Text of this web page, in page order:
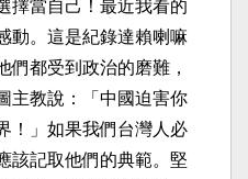
擇當自己！最近我看的
動。這是紀錄達賴喇嘛
們都受到政治的磨難，
主教說：「中國迫害你
！」如果我們台灣人必
該記取他們的典範。堅